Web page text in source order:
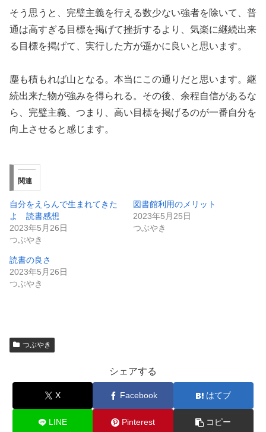
そう思うと、完璧主義を行える数少ない強者を除いて、普
通は高すぎる目標を掲げて挫折するより、気楽に継続出来
る目標を掲げて、実行した方が遥かに良いと思います。
塵も積もれば山となる。本当にこの通りだと思います。継
続出来た物が強みを得られる。その後、余程自信があるな
ら、完璧主義、つまり、高い目標を掲げるのが一番自分を
向上させると感じます。
関連
自分をえらんで生まれてきた
よ 読書感想
2023年5月26日
つぶやき
図書館利用のメリット
2023年5月25日
つぶやき
読書の良さ
2023年5月26日
つぶやき
つぶやき
シェアする
X Facebook はてブ
LINE Pinterest コピー